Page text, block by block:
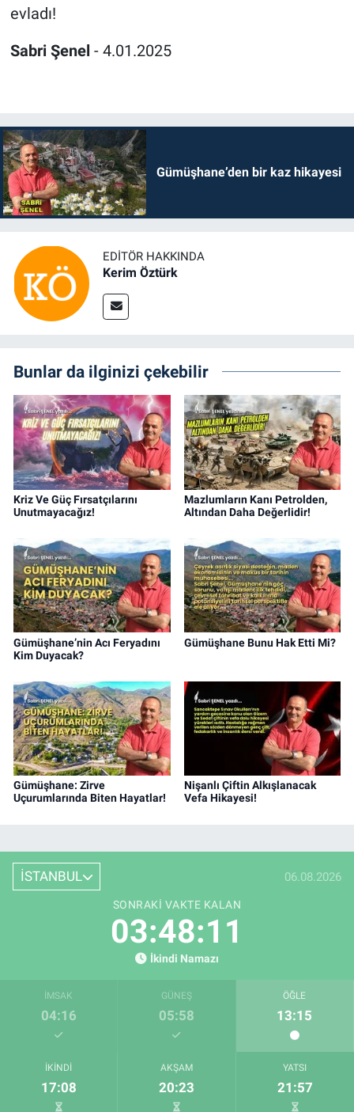
evladı!
Sabri Şenel - 4.01.2025
Gümüşhane’den bir kaz hikayesi
EDITÖR HAKKINDA
Kerim Öztürk
Bunlar da ilginizi çekebilir
Kriz Ve Güç Fırsatçılarını
Unutmayacağız!
Mazlumların Kanı Petrolden,
Altından Daha Değerlidir!
Gümüşhane’nin Acı Feryadını
Kim Duyacak?
Gümüşhane Bunu Hak Etti Mi?
Gümüşhane: Zirve
Uçurumlarında Biten Hayatlar!
Nişanlı Çiftin Alkışlanacak
Vefa Hikayesi!
İSTANBUL 06.08.2026
SONRAKI VAKTE KALAN
03:48:11
İkindi Namazı
İMSAK
04:16
GÜNEŞ
05:58
ÖĞLE
13:15
İKINDI
17:08
AKŞAM
20:23
YATSI
21:57